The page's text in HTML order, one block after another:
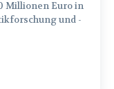
und -